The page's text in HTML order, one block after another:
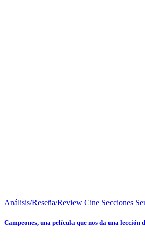
Análisis/Reseña/Review Cine Secciones
Campeones, una película que nos da una lección